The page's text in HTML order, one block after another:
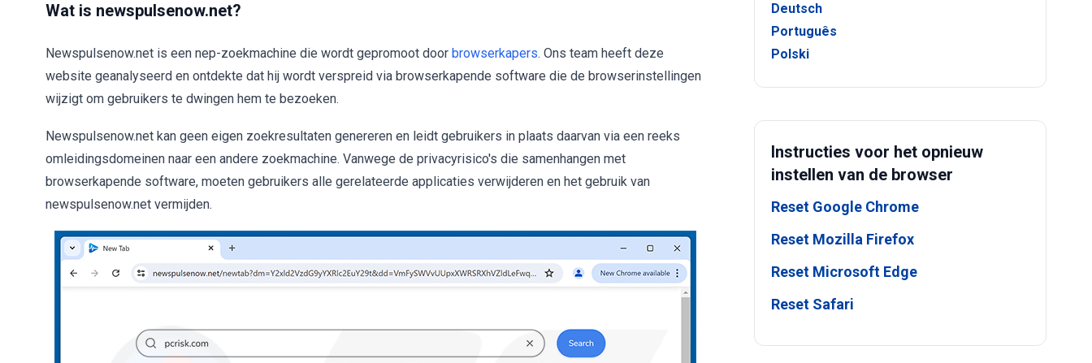
Wat is newspulsenow.net?
Newspulsenow.net is een nep-zoekmachine die wordt gepromoot door browserkapers. Ons team heeft deze
website geanalyseerd en ontdekte dat hij wordt verspreid via browserkapende software die de browserinstellingen
wijzigt om gebruikers te dwingen hem te bezoeken.
Newspulsenow.net kan geen eigen zoekresultaten genereren en leidt gebruikers in plaats daarvan via een reeks
omleidingsdomeinen naar een andere zoekmachine. Vanwege de privacyrisico's die samenhangen met
browserkapende software, moeten gebruikers alle gerelateerde applicaties verwijderen en het gebruik van
newspulsenow.net vermijden.
Deutsch
Português
Polski
Instructies voor het opnieuw
instellen van de browser
Reset Google Chrome
Reset Mozilla Firefox
Reset Microsoft Edge
Reset Safari